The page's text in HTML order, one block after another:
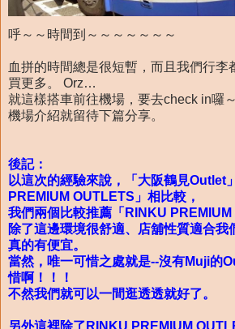
呼～～時間到～～～～～～～
血拼的時間總是很短暫，而且我們行李
買更多。 Orz…
就這樣搭車前往機場，要去check in囉
機場介紹就留待下篇分享。
後記：
以這次的經驗來說，「大阪鶴見Outlet
PREMIUM OUTLETS」相比較，
我們兩個比較推薦「RINKU PREMIUM
除了這邊環境很舒適、店舖性質適合我
真的有便宜。
當然，唯一可惜之處就是--沒有Muji的
惜啊！！！
不然我們就可以一間逛透透就好了。